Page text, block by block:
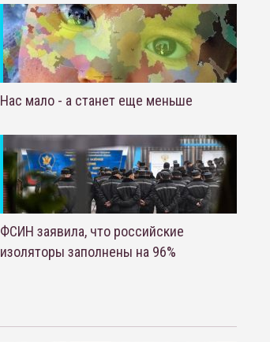
Нас мало - а станет еще меньше
ФСИН заявила, что российские
изоляторы заполнены на 96%